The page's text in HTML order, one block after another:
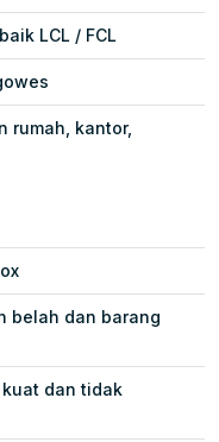
LCL / FCL
rumah, kantor,
belah dan barang
dan tidak